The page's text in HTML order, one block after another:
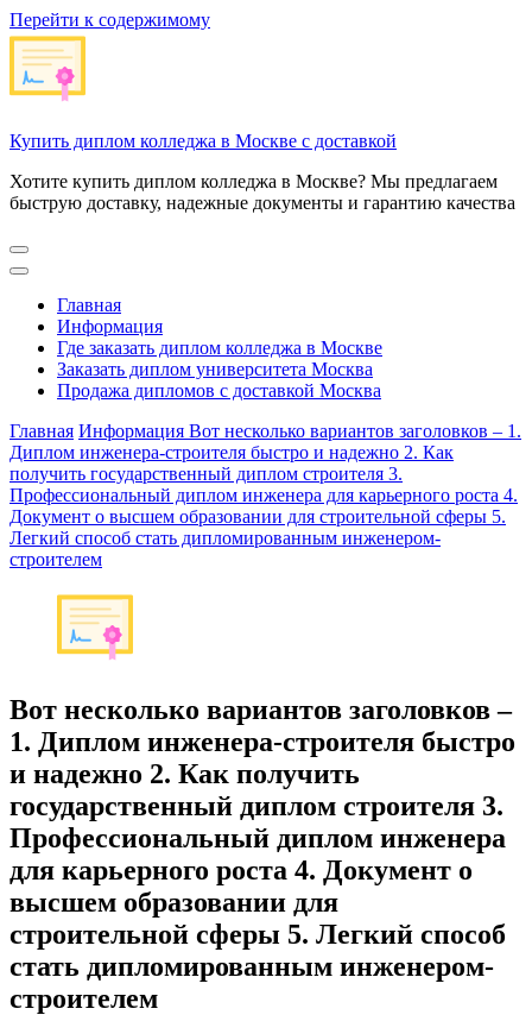
Перейти к содержимому
Купить диплом колледжа в Москве с доставкой
Хотите купить диплом колледжа в Москве? Мы предлагаем
быструю доставку, надежные документы и гарантию качества
Главная
Информация
Где заказать диплом колледжа в Москве
Заказать диплом университета Москва
Продажа дипломов с доставкой Москва
Главная Информация Вот несколько вариантов заголовков – 1.
Диплом инженера-строителя быстро и надежно 2. Как
получить государственный диплом строителя 3.
Профессиональный диплом инженера для карьерного роста 4.
Документ о высшем образовании для строительной сферы 5.
Легкий способ стать дипломированным инженером-
строителем
Вот несколько вариантов заголовков –
1. Диплом инженера-строителя быстро
и надежно 2. Как получить
государственный диплом строителя 3.
Профессиональный диплом инженера
для карьерного роста 4. Документ о
высшем образовании для
строительной сферы 5. Легкий способ
стать дипломированным инженером-
строителем